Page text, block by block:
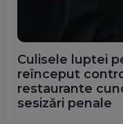
Culisele luptei
reînceput
restaurante
sesizări penale